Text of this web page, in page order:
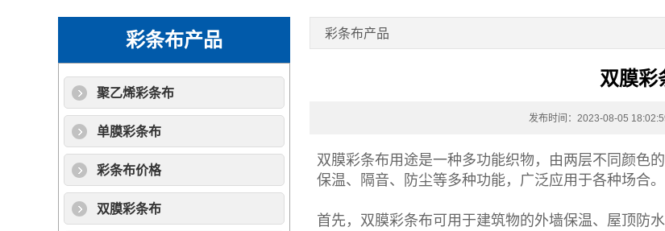
彩条布产品
聚乙烯彩条布
单膜彩条布
彩条布价格
双膜彩条布
彩条布产品
双膜彩
发布时间：2023-08-05
双膜彩条布用途是一种多功能织物，由两层不同颜色
保温、隔音、防尘等多种功能，广泛应用于各种场合。
首先， 双膜彩条布可用于建筑物的外墙保温、屋顶防